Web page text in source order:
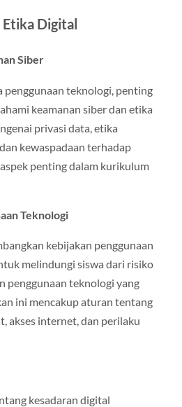
Etika Digital
Siber
penggunaan teknologi, penting
keamanan siber dan etika
privasi data, etika
kewaspadaan terhadap
penting dalam kurikulum
Teknologi
kebijakan penggunaan
melindungi siswa dari risiko
penggunaan teknologi yang
ini mencakup aturan tentang
akses internet, dan perilaku
kesadaran digital